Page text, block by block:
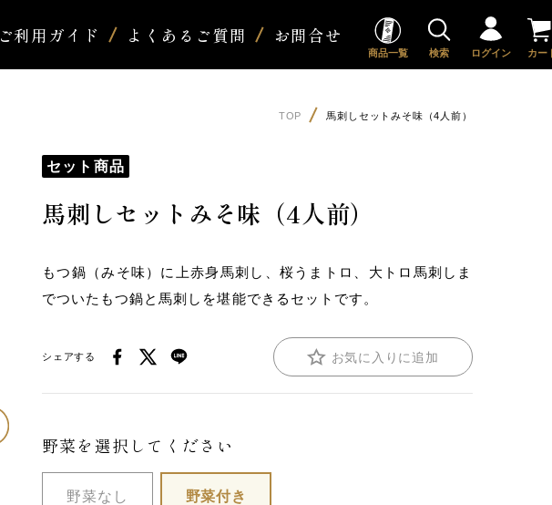
ご利用ガイド よくあるご質問 お問合せ
商品一覧 検索 ログイン カー
TOP 馬刺しセットみそ味（4人前）
セット商品
馬刺しセットみそ味（4人前）
もつ鍋（みそ味）に上赤身馬刺し、桜うまトロ、大トロ馬刺しま
でついたもつ鍋と馬刺しを堪能できるセットです。
シェアする お気に入りに追加
野菜を選択してください
野菜なし 野菜付き